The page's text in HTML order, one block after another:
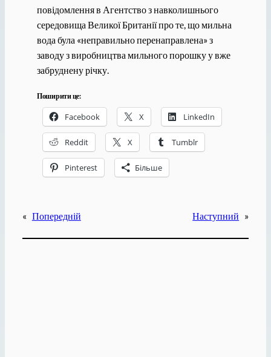
повідомлення в Агентство з навколишнього
середовища Великої Британії про те, що мильна
вода була «неправильно перенаправлена» з
заводу з виробництва мильного порошку у вже
забруднену річку.
Поширити це:
Facebook X LinkedIn
Reddit X Tumblr
Pinterest Більше
« Попередній Наступний »